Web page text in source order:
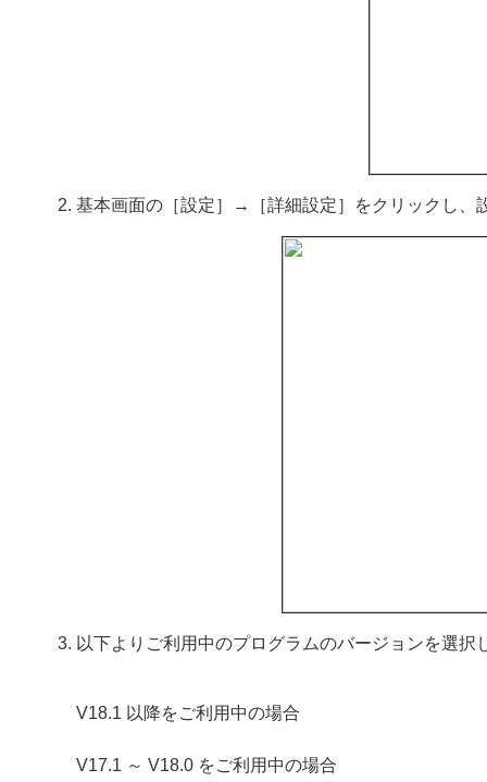
基本画面の［設定］→［詳細設定］をクリックし、
以下よりご利用中のプログラムのバージョンを選択
V18.1 以降をご利用中の場合
V17.1 ～ V18.0 をご利用中の場合